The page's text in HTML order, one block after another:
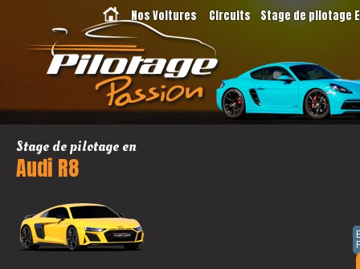
Nos Voitures Circuits Stage de pilotage
Stage de pilotage en
Audi R8